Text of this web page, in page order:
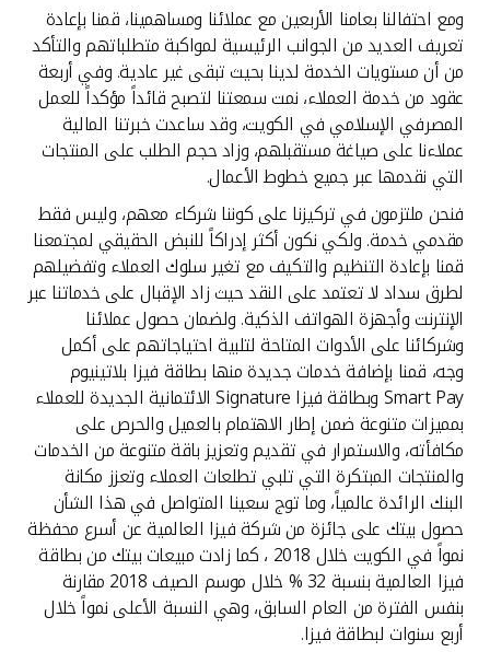
ومع احتفالنا بعامنا الأربعين مع عملائنا ومساهمينا، قمنا بإعادة
تعريف العديد من الجوانب الرئيسية لمواكبة متطلباتهم والتأكد
من أن مستويات الخدمة لدينا بحيث تبقى غير عادية. وفي أربعة
عقود من خدمة العملاء، نمت سمعتنا لتصبح قائداً مؤكداً للعمل
المصرفي الإسلامي في الكويت، وقد ساعدت خبرتنا المالية
عملاءنا على صياغة مستقبلهم، وزاد حجم الطلب على المنتجات
التي نقدمها عبر جميع خطوط الأعمال.
فنحن ملتزمون في تركيزنا على كوننا شركاء معهم، وليس فقط
مقدمي خدمة. ولكي نكون أكثر إدراكاً للنبض الحقيقي لمجتمعنا
قمنا بإعادة التنظيم والتكيف مع تغير سلوك العملاء وتفضيلهم
لطرق سداد لا تعتمد على النقد حيث زاد الإقبال على خدماتنا عبر
الإنترنت وأجهزة الهواتف الذكية. ولضمان حصول عملائنا
وشركائنا على الأدوات المتاحة لتلبية احتياجاتهم على أكمل
وجه، قمنا بإضافة خدمات جديدة منها بطاقة فيزا بلاتينيوم
Smart Pay وبطاقة فيزا Signature الائتمانية الجديدة للعملاء
بمميزات متنوعة ضمن إطار الاهتمام بالعميل والحرص على
مكافأته، والاستمرار في تقديم وتعزيز باقة متنوعة من الخدمات
والمنتجات المبتكرة التي تلبي تطلعات العملاء وتعزز مكانة
البنك الرائدة عالمياً، وما توج سعينا المتواصل في هذا الشأن
حصول بيتك على جائزة من شركة فيزا العالمية عن أسرع محفظة
نمواً في الكويت خلال 2018 ، كما زادت مبيعات بيتك من بطاقة
فيزا العالمية بنسبة 32 % خلال موسم الصيف 2018 مقارنة
بنفس الفترة من العام السابق، وهي النسبة الأعلى نمواً خلال
أربع سنوات لبطاقة فيزا.